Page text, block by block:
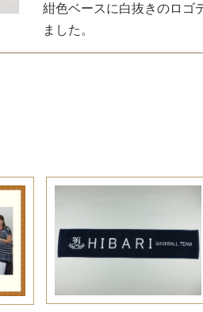
紺色ベースに白抜きのロゴ
ました。